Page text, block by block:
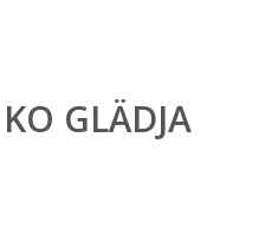
GLÄDJA